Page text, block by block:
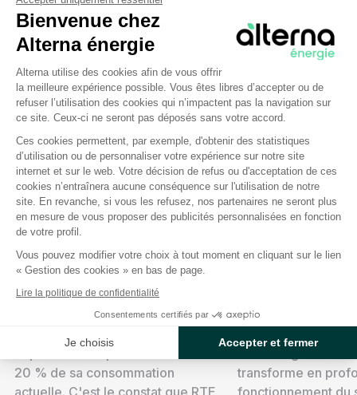
Plan
d'électrification
des usages : 22
mesures pour
accélérer la sortie
des fossiles
La France produit aujourd'hui plus
d'électricité qu'elle n'en
consomme, avec un mix
20 % de sa consommation
actuelle. C'est le constat que RTE
Stockage
tournant
l’équilibre
électriques, en
une énergie
transforme en
fonctionnement du
Bienvenue chez
Alterna énergie
Plateforme de Gestion du
Alterna utilise des cookies afin de vous offrir
la meilleure expérience possible. Vous êtes libres d’accepter ou de
refuser l’utilisation des cookies qui n’impactent pas la navigation sur
ce site. Ceux-ci ne seront pas déposés sans votre accord.
Ces cookies permettent, par exemple, d'obtenir des statistiques
d’utilisation ou de personnaliser votre expérience sur notre site
internet et sur le web. Votre décision de refus ou d'acceptation de ces
cookies n’entraînera aucune conséquence sur l'utilisation de notre
site. En revanche, si vous les refusez, nos partenaires ne seront plus
en mesure de vous proposer des publicités personnalisées en fonction
de votre profil.
Vous pouvez modifier votre choix à tout moment en cliquant sur le lien
« Gestion des cookies » en bas de page.
Lire la politique de confidentialité
Consentements certifiés par
Je choisis Accepter et fermer
Axeptio consent